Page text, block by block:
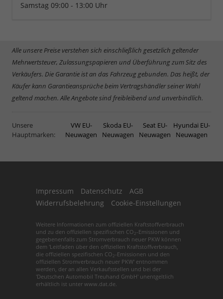
Samstag 09:00 - 13:00 Uhr
Alle unsere Preise verstehen sich einschließlich gesetzlich geltender
Mehrwertsteuer, Zulassungspapieren und Überführung zum Sitz des
Verkäufers. Die Garantie ist an das Fahrzeug gebunden. Das heißt, der
Käufer kann Garantieansprüche beim Vertragshändler seiner Wahl
geltend machen. Alle Angebote sind freibleibend und unverbindlich.
Unsere
Hauptmarken:
VW EU-
Neuwagen
Skoda EU-
Neuwagen
Seat EU-
Neuwagen
Hyundai EU-
Neuwagen
Impressum Datenschutz
AGB
Widerrufsbelehrung
Cookie-Einstellungen
Weitere Informationen zum offiziellen Kraftstoffverbrauch
und zu den offiziellen spezifischen CO2 -Emissionen und
gegebenenfalls zum Stromverbrauch neuer PKW können
dem 'Leitfaden über den offiziellen Kraftstoffverbrauch,
die offiziellen spezifischen CO2 -Emissionen und den
offiziellen Stromverbrauch neuer PKW' entnommen
werden, der an allen Verkaufsstellen und bei der
'Deutschen Automobil Treuhand GmbH' unentgeltlich
erhältlich ist unter www.dat.de.